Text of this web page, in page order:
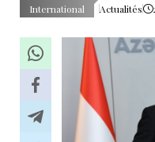
International Actualités